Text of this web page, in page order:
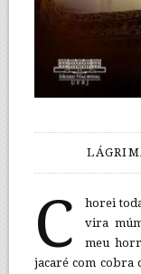
C
horei
vira
meu
jacaré com cobra